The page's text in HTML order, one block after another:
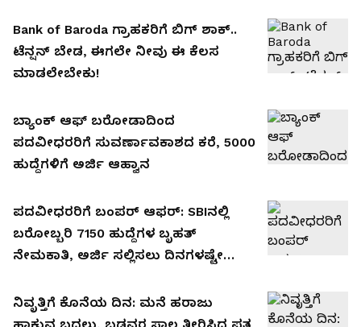
Bank of Baroda ಗ್ರಾಹಕರಿಗೆ ಬಿಗ್ ಶಾಕ್..
ಟೆನ್ಷನ್ ಬೇಡ, ಈಗಲೇ ನೀವು ಈ ಕೆಲಸ
ಮಾಡಲೇಬೇಕು!
ಬ್ಯಾಂಕ್ ಆಫ್ ಬರೋಡಾದಿಂದ
ಪದವೀಧರರಿಗೆ ಸುವರ್ಣಾವಕಾಶದ ಕರೆ, 5000
ಹುದ್ದೆಗಳಿಗೆ ಅರ್ಜಿ ಆಹ್ವಾನ
ಪದವೀಧರರಿಗೆ ಬಂಪರ್ ಆಫರ್: SBIನಲ್ಲಿ
ಬರೋಬ್ಬರಿ 7150 ಹುದ್ದೆಗಳ ಬೃಹತ್
ನೇಮಕಾತಿ, ಅರ್ಜಿ ಸಲ್ಲಿಸಲು ದಿನಗಳಷ್ಟೇ
ನಿವೃತ್ತಿಗೆ ಕೊನೆಯ ದಿನ: ಮನೆ ಹರಾಜು